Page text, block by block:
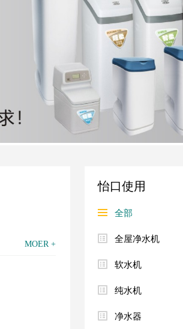
MOER +
怡口使用
全部
全屋净水机
软水机
纯水机
净水器